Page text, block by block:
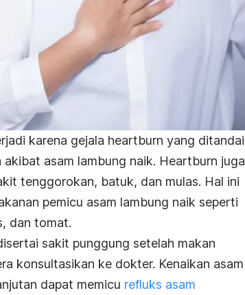
karena gejala heartburn yang ditandai
asam lambung naik. Heartburn juga
tenggorokan, batuk, dan mulas. Hal ini
pemicu asam lambung naik seperti
dan tomat.
sakit punggung setelah makan
konsultasikan ke dokter. Kenaikan asam
dapat memicu refluks asam